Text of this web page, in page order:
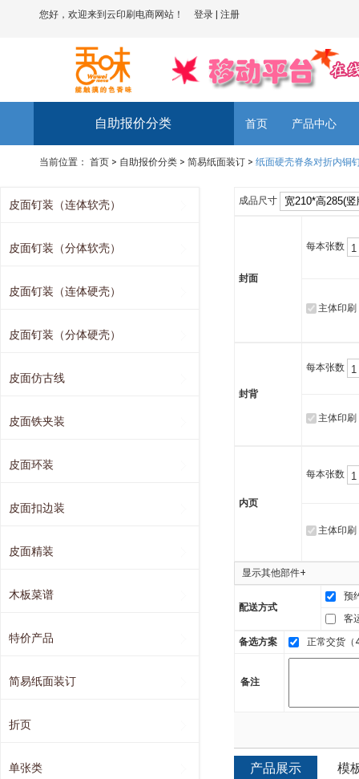
您好，欢迎来到云印刷电商网站！ 登录 注册
自助报价分类 首页 产品中心
当前位置： 首页 > 自助报价分类 > 简易纸面装订 > 纸面硬壳脊条对折内铜
皮面钉装（连体软壳）
皮面钉装（分体软壳）
皮面钉装（连体硬壳）
皮面钉装（分体硬壳）
皮面仿古线
皮面铁夹装
皮面环装
皮面扣边装
皮面精装
木板菜谱
特价产品
简易纸面装订
折页
单张类
成品尺寸
封面
每本张数
主体印刷
封背
每本张数
主体印刷
内页
每本张数
主体印刷
显示其他部件+
配送方式
预
客
备选方案 正常交货（
备注
产品展示 模